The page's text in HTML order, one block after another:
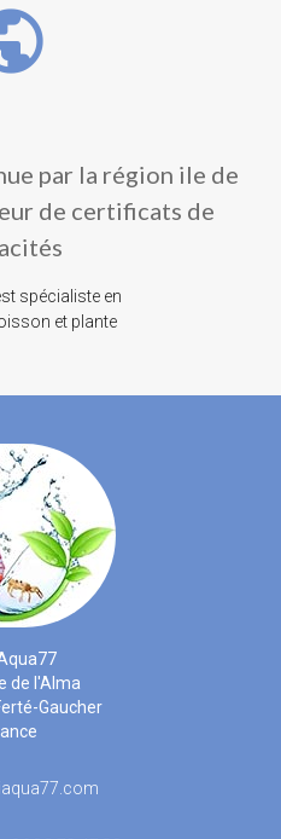
par la région ile de
de certificats de
spécialiste en
et plante
de l'Alma
Gaucher